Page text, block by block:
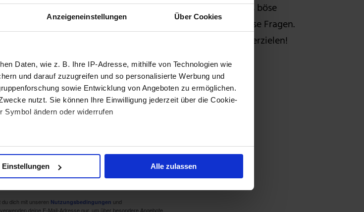
Anzeigeneinstellungen Über Cookies
Daten, wie z. B. Ihre IP-Adresse, mithilfe von Technologien wie
und darauf zuzugreifen und so personalisierte Werbung und
sowie Entwicklung von Angeboten zu ermöglichen.
nutzt. Sie können Ihre Einwilligung jederzeit über die Cookie-
Symbol ändern oder widerrufen
welche bis auf einige Meter genau sein können
verarbeitet werden, und legen Sie Ihre Präferenzen im
Funktionen für soziale Medien anbieten zu können
Einstellungen Alle zulassen
der richtige Zeitpunkt für einen Einstieg, oder droht das böse
und Gamechanger-Analyst Vincent Uhr exakt diese Fragen.
eines ermöglichen kann: Ähnlich starke Kurserfolge zu erzielen!
ein, um diesen Bericht jetzt GRATIS zu lesen.
Deine
E-
dich mit unseren Nutzungsbedingungen und
deine E-Mail-Adresse nur, um über besondere Angebote